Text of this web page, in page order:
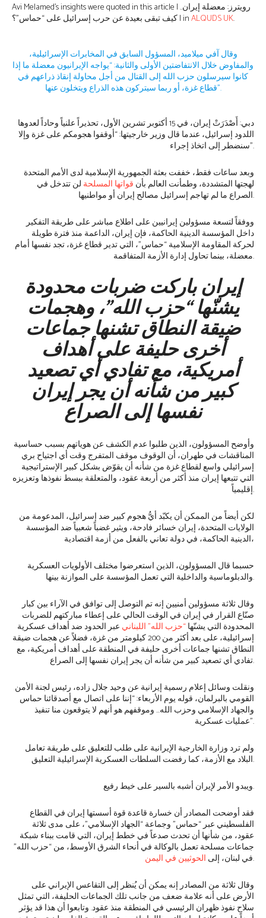
Avi Melamed’s insights were quoted in this article | رويترز: معضلة إيران..
كيف تبقى بعيدة عن حرب إسرائيل على “حماس”؟ | inALQUDS UK.
وقال آفي ميلاميد، المسؤول السابق في المخابرات الإسرائيلية،
والمفاوض خلال الانتفاضتين الأولى والثانية: “يواجه الإيرانيون معضلة ما إذا
كانوا سيرسلون حزب الله إلى القتال من أجل محاولة إنقاذ ذراعهم في
قطاع غزة، أو ربما سيتركون هذه الذراع ويتخلون عنها”.
دبي: أَصْدَرَتْ إيران، في 15 أكتوبر تشرين الأول، تحذيراً علنياً وحاداً لعدوها
اللدود إسرائيل، عندما قال وزير خارجيتها: “أوقفوا هجومكم على غزة وإلا
سنضطر إلى اتخاذ إجراء”.
وبعد ساعات فقط، خففت بعثة الجمهورية الإسلامية لدى الأمم المتحدة
لهجتها المتشددة، وطمأنت العالم بأن قواتها المسلحة لن تتدخل في
الصراع ما لم تهاجم إسرائيل مصالح إيران أو مواطنيها.
ووفقاً لتسعة مسؤولين إيرانيين على اطلاع مباشر على طريقة التفكير
داخل المؤسسة الدينية الحاكمة، فإن إيران، الداعمة منذ فترة طويلة
لحركة المقاومة الإسلامية “حماس”، التي تدير قطاع غزة، تجد نفسها أمام
معضلة، بينما تحاول إدارة الأزمة المتفاقمة.
إيران باركت ضربات محدودة
يشنّها “حزب الله”، وهجمات
ضيقة النطاق تشنها جماعات
أخرى حليفة على أهداف
أمريكية، مع تفادي أي تصعيد
كبير من شأنه أن يجر إيران
نفسها إلى الصراع
وأوضح المسؤولون، الذين طلبوا عدم الكشف عن هوياتهم بسبب حساسية
المناقشات في طهران، أن الوقوف موقف المتفرج وقت أي اجتياح بري
إسرائيلي واسع لقطاع غزة من شأنه أن يقوّض بشكل كبير الإستراتيجية
التي تتبعها إيران منذ أكثر من أربعة عقود، والمتعلقة ببسط نفوذها وتعزيزه
إقليمياً.
لكن أيضاً من الممكن أن يكبّد أيُّ هجوم كبير ضد إسرائيل، المدعومة من
الولايات المتحدة، إيران خسائر فادحة، ويثير غضباً شعبياً ضد المؤسسة
الدينية الحاكمة، في دولة تعاني بالفعل من أزمة اقتصادية،
حسبما قال المسؤولون، الذين استعرضوا مختلف الأولويات العسكرية
والدبلوماسية والداخلية التي تعمل المؤسسة على الموازنة بينها.
وقال ثلاثة مسؤولين أمنيين إنه تم التوصل إلى توافق في الآراء بين كبار
صنّاع القرار في إيران في الوقت الحالي على إعطاء مباركتهم للضربات
المحدودة التي يشنّها“حزب الله” اللبناني عبر الحدود ضد أهداف عسكرية
إسرائيلية، على بعد أكثر من 200 كيلومتر من غزة، فضلاً عن هجمات ضيقة
النطاق تشنها جماعات أخرى حليفة في المنطقة على أهداف أمريكية، مع
تفادي أي تصعيد كبير من شأنه أن يجر إيران نفسها إلى الصراع.
ونقلت وسائل إعلام رسمية إيرانية عن وحيد جلال زاده، رئيس لجنة الأمن
القومي بالبرلمان، قوله يوم الأربعاء: “إننا على اتصال مع أصدقائنا حماس
والجهاد الإسلامي وحزب الله… وموقفهم هو أنهم لا يتوقعون منا تنفيذ
عمليات عسكرية”.
ولم ترد وزارة الخارجية الإيرانية على طلب للتعليق على طريقة تعامل
البلاد مع الأزمة، كما رفضت السلطات العسكرية الإسرائيلية التعليق.
ويبدو الأمر لإيران أشبه بالسير على خيط رفيع.
فقد أوضحت المصادر أن خسارة قاعدة قوة أسستها إيران في القطاع
الفلسطيني عبر “حماس” وجماعة “الجهاد الإسلامي”، على مدى ثلاثة
عقود، من شأنها أن تحدث صدعاً في خطط إيران، التي قامت ببناء شبكة
جماعات مسلحة تعمل بالوكالة في أنحاء الشرق الأوسط، من “حزب الله”
في لبنان، إلى الحوثيين في اليمن
.
وقال ثلاثة من المصادر إنه يمكن أن يُنظر إلى التقاعس الإيراني على
الأرض على أنه علامة ضعف من جانب تلك الجماعات الحليفة، التي تمثل
سلاح نفوذ ظهران الرئيسي في المنطقة منذ عقود. وتابعوا أن هذا قد يؤثر